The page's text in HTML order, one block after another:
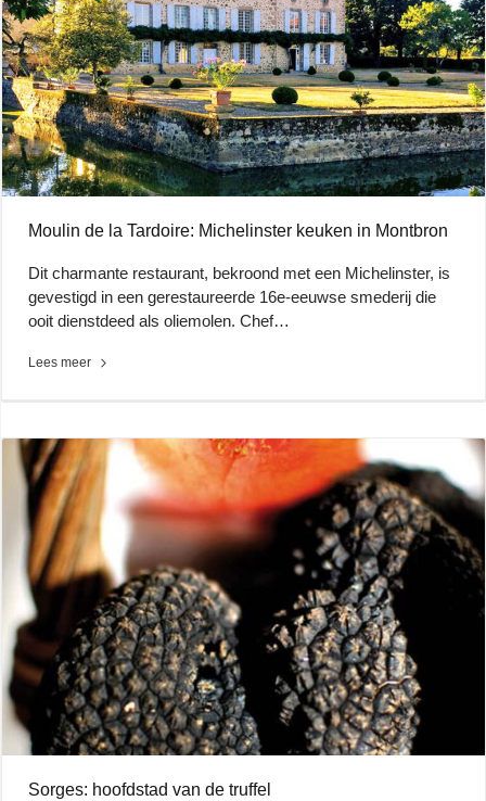
Moulin de la Tardoire: Michelinster keuken in Montbron
Dit charmante restaurant, bekroond met een Michelinster, is
gevestigd in een gerestaureerde 16e-eeuwse smederij die
ooit dienstdeed als oliemolen. Chef…
Lees meer
Sorges: hoofdstad van de truffel